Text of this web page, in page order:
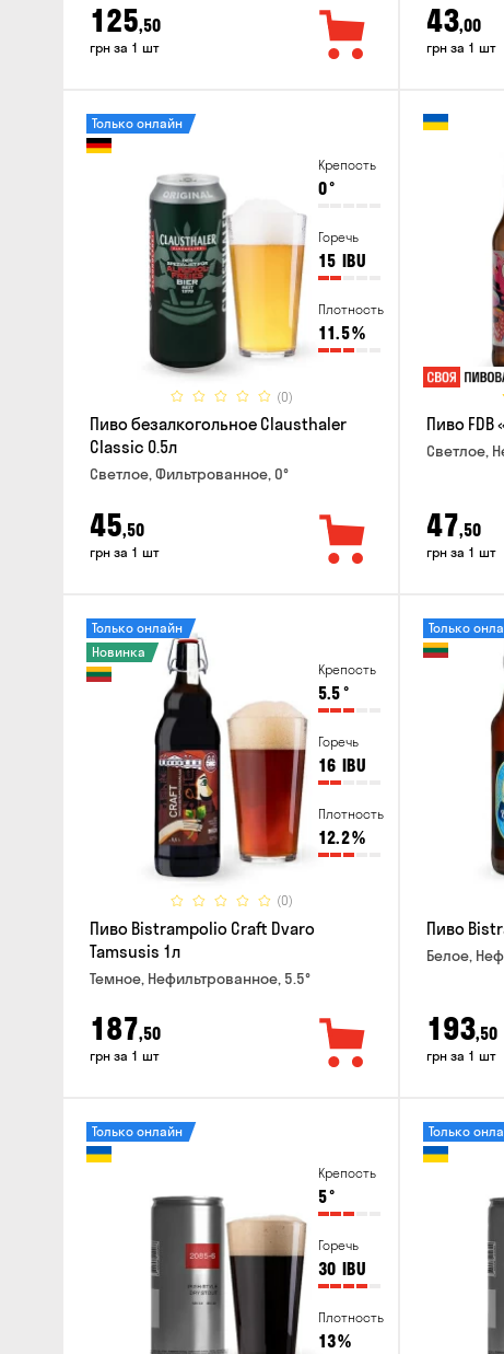
125,50
грн за 1 шт
43,00
грн за 1 шт
Крепость
0°
Горечь
15 IBU
Плотность
11.5%
(0)
Только онлайн
Пиво безалкогольное Clausthaler
Classic 0.5л
Светлое, Фильтрованное, 0°
45,50
грн за 1 шт
Пиво FDB
Светлое,
47,50
грн за 1 шт
Крепость
5.5°
Горечь
16 IBU
Плотность
12.2%
(0)
Только онлайн
Новинка
Пиво Bistrampolio Craft Dvaro
Tamsusis 1л
Темное, Нефильтрованное, 5.5°
187,50
грн за 1 шт
Только
Пиво
Белое,
193,50
грн за 1 шт
Крепость
5°
Горечь
30 IBU
Плотность
13%
Только онлайн Только